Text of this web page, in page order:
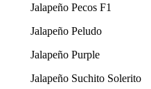
Jalapeño Pecos F1
Jalapeño Peludo
Jalapeño Purple
Jalapeño Suchito Solerito